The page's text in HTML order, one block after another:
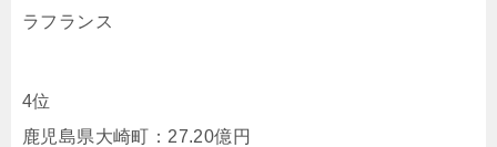
ラフランス
4位
鹿児島県大崎町：27.20億円